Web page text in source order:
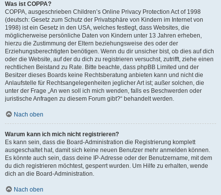
Was ist COPPA?
COPPA, ausgeschrieben Children’s Online Privacy Protection Act of 1998
(deutsch: Gesetz zum Schutz der Privatsphäre von Kindern im Internet von
1998) ist ein Gesetz in den USA, welches festlegt, dass Websites, die
möglicherweise persönliche Daten von Kindern unter 13 Jahren erheben,
hierzu die Zustimmung der Eltern beziehungsweise des oder der
Erziehungsberechtigten benötigen. Wenn du dir unsicher bist, ob dies auf dich
oder die Website, auf der du dich zu registrieren versuchst, zutrifft, ziehe einen
rechtlichen Beistand zu Rate. Bitte beachte, dass phpBB Limited und der
Besitzer dieses Boards keine Rechtsberatung anbieten kann und nicht die
Anlaufstelle für Rechtsangelegenheiten jeglicher Art ist; außer solchen, die
unter der Frage „An wen soll ich mich wenden, falls es Beschwerden oder
juristische Anfragen zu diesem Forum gibt?“ behandelt werden.
Nach oben
Warum kann ich mich nicht registrieren?
Es kann sein, dass die Board-Administration die Registrierung komplett
ausgeschaltet hat, damit sich keine neuen Benutzer mehr anmelden können.
Es könnte auch sein, dass deine IP-Adresse oder der Benutzername, mit dem
du dich registrieren möchtest, gesperrt wurden. Um Hilfe zu erhalten, wende
dich an die Board-Administration.
Nach oben